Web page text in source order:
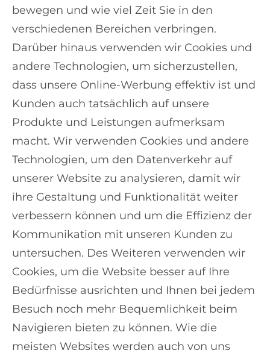
bewegen und wie viel Zeit Sie in den
verschiedenen Bereichen verbringen.
Darüber hinaus verwenden wir Cookies und
andere Technologien, um sicherzustellen,
dass unsere Online-Werbung effektiv ist und
Kunden auch tatsächlich auf unsere
Produkte und Leistungen aufmerksam
macht. Wir verwenden Cookies und andere
Technologien, um den Datenverkehr auf
unserer Website zu analysieren, damit wir
ihre Gestaltung und Funktionalität weiter
verbessern können und um die Effizienz der
Kommunikation mit unseren Kunden zu
untersuchen. Des Weiteren verwenden wir
Cookies, um die Website besser auf Ihre
Bedürfnisse ausrichten und Ihnen bei jedem
Besuch noch mehr Bequemlichkeit beim
Navigieren bieten zu können. Wie die
meisten Websites werden auch von uns